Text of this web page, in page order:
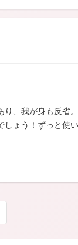
、我が身も反省
ょう！ずっと使い